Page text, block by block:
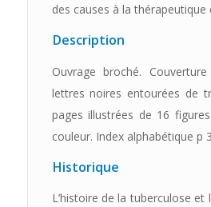
des causes à la thérapeutique
Description
Ouvrage broché.
lettres noires entourées de
pages illustrées de 16
couleur. Index alphabétique p
Historique
L’histoire de la tuberculose et